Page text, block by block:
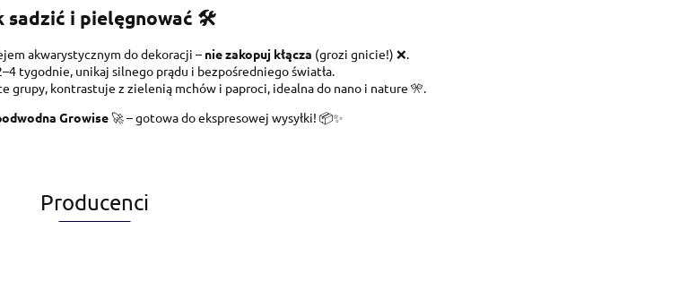
sadzić i pielęgnować 🛠️
akwarystycznym do dekoracji – nie zakopuj kłącza (grozi gnicie!) ❌.
tygodnie, unikaj silnego prądu i bezpośredniego światła.
grupy, kontrastuje z zielenią mchów i paproci, idealna do nano i nature 🎌.
Growise🚀 – gotowa do ekspresowej wysyłki! 📦✨
Producenci